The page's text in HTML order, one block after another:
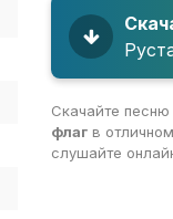
Скачайте песню
флаг в
слушайте